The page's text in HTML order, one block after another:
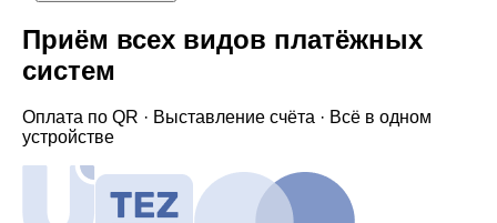
Приём всех видов платёжных
систем
Оплата по QR · Выставление счёта · Всё в одном
устройстве